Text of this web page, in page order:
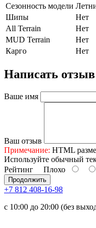
Сезонность модели
Шипы
Нет
All Terrain
Нет
MUD Terrain
Нет
Карго
Нет
Написать отзыв
Ваше имя
Ваш отзыв
Примечание: HTML
Используйте обычный
Рейтинг Плохо
Продолжить
+7 812 408-16-98
с 10:00 до 20:00 (без